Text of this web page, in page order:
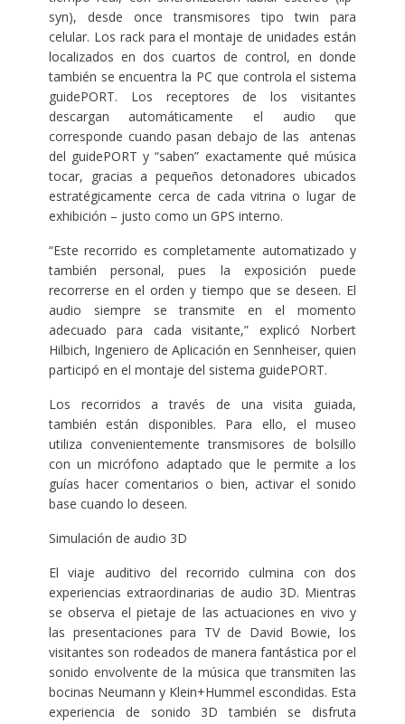
syn), desde once transmisores tipo twin para
celular. Los rack para el montaje de unidades están
localizados en dos cuartos de control, en donde
también se encuentra la PC que controla el sistema
guidePORT. Los receptores de los visitantes
descargan automáticamente el audio que
corresponde cuando pasan debajo de las antenas
del guidePORT y “saben” exactamente qué música
tocar, gracias a pequeños detonadores ubicados
estratégicamente cerca de cada vitrina o lugar de
exhibición – justo como un GPS interno.
“Este recorrido es completamente automatizado y
también personal, pues la exposición puede
recorrerse en el orden y tiempo que se deseen. El
audio siempre se transmite en el momento
adecuado para cada visitante,” explicó Norbert
Hilbich, Ingeniero de Aplicación en Sennheiser, quien
participó en el montaje del sistema guidePORT.
Los recorridos a través de una visita guiada,
también están disponibles. Para ello, el museo
utiliza convenientemente transmisores de bolsillo
con un micrófono adaptado que le permite a los
guías hacer comentarios o bien, activar el sonido
base cuando lo deseen.
Simulación de audio 3D
El viaje auditivo del recorrido culmina con dos
experiencias extraordinarias de audio 3D. Mientras
se observa el pietaje de las actuaciones en vivo y
las presentaciones para TV de David Bowie, los
visitantes son rodeados de manera fantástica por el
sonido envolvente de la música que transmiten las
bocinas Neumann y Klein+Hummel escondidas. Esta
experiencia de sonido 3D también se disfruta